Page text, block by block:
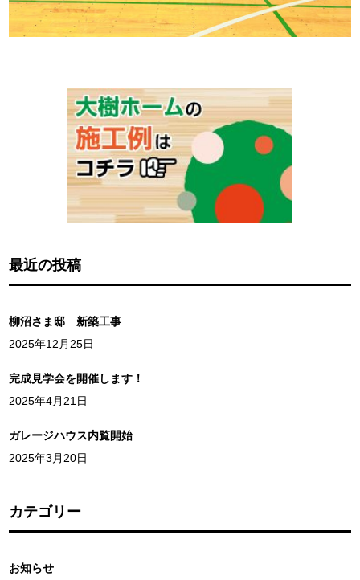
最近の投稿
柳沼さま邸 新築工事
2025年12月25日
完成見学会を開催します！
2025年4月21日
ガレージハウス内覧開始
2025年3月20日
カテゴリー
お知らせ